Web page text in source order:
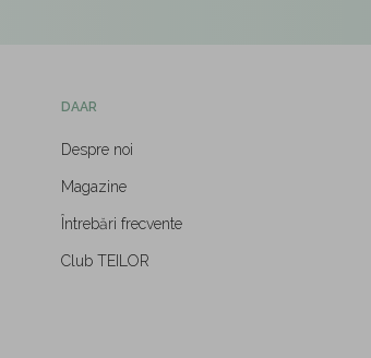
DAAR
Despre noi
Magazine
Întrebări frecvente
Club TEILOR